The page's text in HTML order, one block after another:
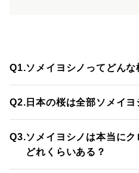
Q1.ソメイヨシノってどんな
Q2. 日本の桜は全部ソメイヨ
Q3.ソメイヨシノは本当に
どれくらいある？